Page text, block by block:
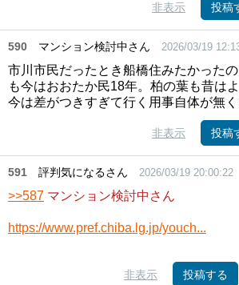
非表示 投稿
590 マンション検討中さん 2026/03/19
市川市民だったとき船橋住みたかった
も今はおおたか民18年。柏の葉も昔は
今は差がつきすぎて行く用事自体が無
非表示 投稿
591 評判気になるさん 2026/03/19 20:00:22
>>587 マンション検討中さん
https://www.pref.chiba.lg.jp/youch...
非表示 投稿する